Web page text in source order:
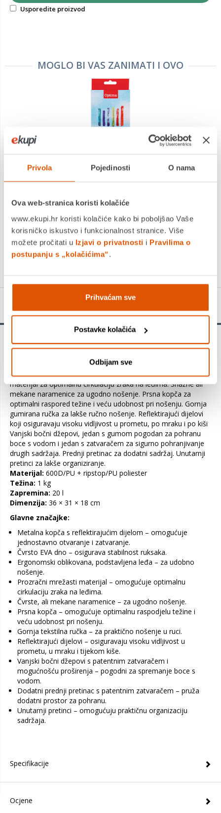
Privola Pojedinosti O nama
Ova web-stranica koristi kolačiće
www.ekupi.hr koristi kolačiće kako bi poboljšao Vaše
korisničko iskustvo i funkcionalnost stranice. Više
možete pročitati u Izjavi o privatnosti i Pravilima o
postupanju s „kolačićima“.
Prihvaćam sve
Postavke kolačića
Odbijam sve
Usporedite proizvod
MOGLO BI VAS ZANIMATI I OVO
Tempera 1/10, 12 ml, OPTIMA, alu tuba kartonska kutija
4,99 €
3,97 €
+
Materijal: 300D/PU Težina: 1 kg Zapremina: 20 l Metalna kopča
Čvrsto EVA dno s nožicama kako bi se osigurala stabilnost.
Ergonomski dizajnirana podstavljena leđa. Prozračni mrežasti
materijal za optimalnu cirkulaciju zraka na leđima. Snažne ali
mekane naramenice za ugodno nošenje. Prsna kopča za
optimalni raspored težine i veću udobnost pri nošenju. Gornja
gumirana ručka za lakše ručno nošenje. Reflektirajući dijelovi
koji osiguravaju visoku vidljivost u prometu, po mraku i po kiši
Vanjski bočni džepovi, jedan s gumom pogodan za pohranu
boce s vodom i jedan s zatvaračem za sigurno pohranjivanje
drugih sadržaja. Prednji pretinac za dodatni sadržaj. Unutarnji
pretinci za lakše organiziranje.
Materijal: 600D/PU + ripstop/PU poliester
Težina: 1 kg
Zapremina: 20 l
Dimenzija: 36 × 31 × 18 cm
Glavne značajke:
Metalna kopča s reflektirajućim dijelom – omogućuje
jednostavno otvaranje i zatvaranje.
Čvrsto EVA dno – osigurava stabilnost ruksaka.
Ergonomski oblikovana, podstavljena leđa – za udobno
nošenje.
Prozračni mrežasti materijal – omogućuje optimalnu
cirkulaciju zraka na leđima.
Čvrste, ali mekane naramenice – za ugodno nošenje.
Prsna kopča – omogućuje optimalnu raspodjelu težine i
veću udobnost pri nošenju.
Gornja tekstilna ručka – za praktično nošenje u ruci.
Reflektirajući dijelovi – osiguravaju visoku vidljivost u
prometu, u mraku i tijekom kiše.
Vanjski bočni džepovi s patentnim zatvaračem i
mogućnošću proširenja – pogodni za spremanje boce s
vodom.
Dodatni prednji pretinac s patentnim zatvaračem – pruža
dodatni prostor za pohranu.
Unutarnji pretinci – omogućuju praktičnu organizaciju
sadržaja.
Specifikacije
Ocjene